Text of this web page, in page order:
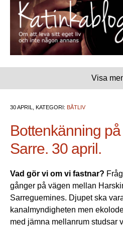
Visa
30 APRIL, KATEGORI: BÅTLIV
Bottenkänning
Sarre. 30 april.
Vad gör vi om vi fastnar?
gånger på vägen mellan
Sarreguemines. Djupet ska
kanalmyndigheten men
med jämna mellanrum studsar